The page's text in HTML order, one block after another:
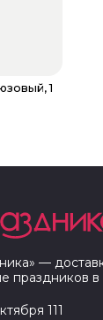
1
» —
праздников в
111